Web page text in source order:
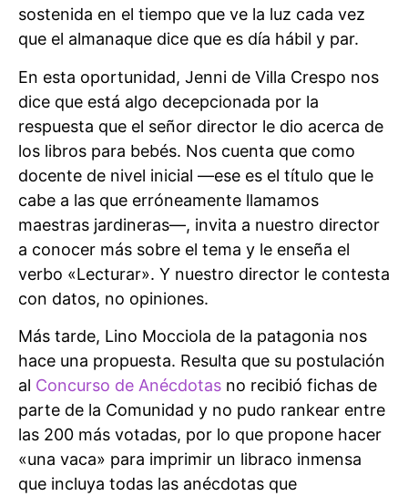
sostenida en el tiempo que ve la luz cada vez
que el almanaque dice que es día hábil y par.
En esta oportunidad, Jenni de Villa Crespo nos
dice que está algo decepcionada por la
respuesta que el señor director le dio acerca de
los libros para bebés. Nos cuenta que como
docente de nivel inicial —ese es el título que le
cabe a las que erróneamente llamamos
maestras jardineras—, invita a nuestro director
a conocer más sobre el tema y le enseña el
verbo «Lecturar». Y nuestro director le contesta
con datos, no opiniones.
Más tarde, Lino Mocciola de la patagonia nos
hace una propuesta. Resulta que su postulación
al Concurso de Anécdotas no recibió fichas de
parte de la Comunidad y no pudo rankear entre
las 200 más votadas, por lo que propone hacer
«una vaca» para imprimir un libraco inmensa
que incluya todas las anécdotas que